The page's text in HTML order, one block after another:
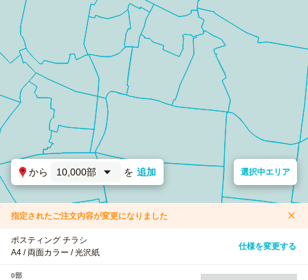
から 10,000部 を 追加 選択中エリア
指定されたご注文内容が変更になりました
ポスティング チラシ
A4 / 両面カラー / 光沢紙
仕様を変更する
0部